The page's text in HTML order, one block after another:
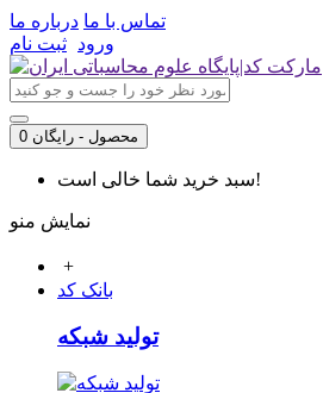
تماس با ما درباره ما
ورود ثبت نام
0 محصول - رایگان
سبد خرید شما خالی است!
نمایش منو
+
بانک کد
تولید شبکه